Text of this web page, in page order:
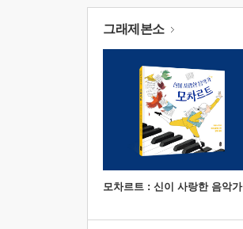
그래제본소
모차르트 : 신이 사랑한 음악가